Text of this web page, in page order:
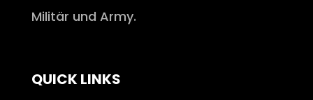
Militär und Army.
QUICK LINKS